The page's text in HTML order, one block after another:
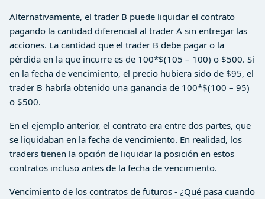
Alternativamente, el trader B puede liquidar el contrato
pagando la cantidad diferencial al trader A sin entregar las
acciones. La cantidad que el trader B debe pagar o la
pérdida en la que incurre es de 100*$(105 – 100) o $500. Si
en la fecha de vencimiento, el precio hubiera sido de $95, el
trader B habría obtenido una ganancia de 100*$(100 – 95)
o $500.
En el ejemplo anterior, el contrato era entre dos partes, que
se liquidaban en la fecha de vencimiento. En realidad, los
traders tienen la opción de liquidar la posición en estos
contratos incluso antes de la fecha de vencimiento.
Vencimiento de los contratos de futuros - ¿Qué pasa cuando